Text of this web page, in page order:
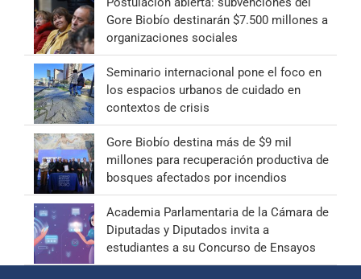
Gore Biobío destinarán $7.500 millones a
organizaciones sociales
Seminario internacional pone el foco en
los espacios urbanos de cuidado en
contextos de crisis
Gore Biobío destina más de $9 mil
millones para recuperación productiva de
bosques afectados por incendios
Academia Parlamentaria de la Cámara de
Diputadas y Diputados invita a
estudiantes a su Concurso de Ensayos